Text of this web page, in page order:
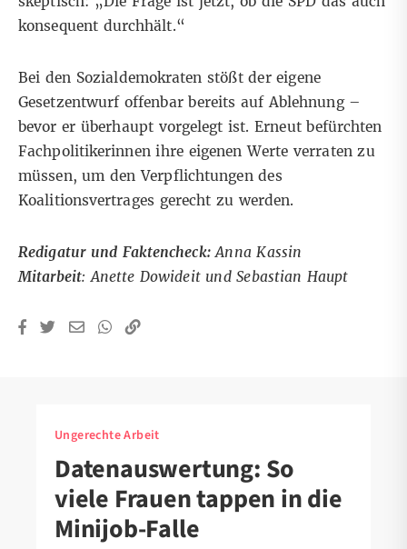
konsequent durchhält.“
Bei den Sozialdemokraten stößt der eigene
Gesetzentwurf offenbar bereits auf Ablehnung –
bevor er überhaupt vorgelegt ist. Erneut befürchten
Fachpolitikerinnen ihre eigenen Werte verraten zu
müssen, um den Verpflichtungen des
Koalitionsvertrages gerecht zu werden.
Redigatur und Faktencheck:Anna Kassin
Mitarbeit: Anette Dowideit und Sebastian Haupt
Ungerechte Arbeit
Datenauswertung: So
viele Frauen tappen in die
Minijob-Falle